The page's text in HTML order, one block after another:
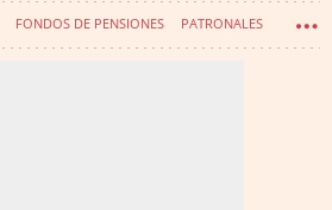
FONDOS DE PENSIONES PATRONALES